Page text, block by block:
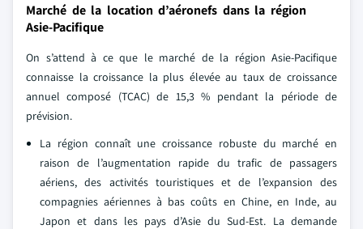
Marché de la location d’aéronefs dans la région
Asie-Pacifique
On s’attend à ce que le marché de la région Asie-Pacifique
connaisse la croissance la plus élevée au taux de croissance
annuel composé (TCAC) de 15,3 % pendant la période de
prévision.
La région connaît une croissance robuste du marché en
raison de l’augmentation rapide du trafic de passagers
aériens, des activités touristiques et de l’expansion des
compagnies aériennes à bas coûts en Chine, en Inde, au
Japon et dans les pays d’Asie du Sud-Est. La demande